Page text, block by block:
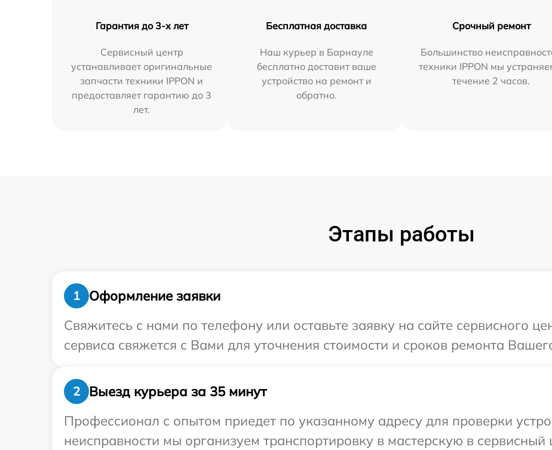
Гарантия до 3-х лет
Сервисный центр
устанавливает оригинальные
запчасти техники IPPON и
предоставляет гарантию до 3
лет.
Бесплатная доставка
Наш курьер в Барнауле
бесплатно доставит ваше
устройство на ремонт и
обратно.
Срочный ремонт
Большинство
техники IPPON мы
течение 2 часов.
Этапы работы
1
Оформление заявки
Свяжитесь с нами по телефону или оставьте заявку на сайте сервисного
сервиса свяжется с Вами для уточнения стоимости и сроков ремонта
2
Выезд курьера за 35 минут
Профессионал с опытом приедет по указанному адресу для проверки
неисправности мы организуем транспортировку в мастерскую в сервисный